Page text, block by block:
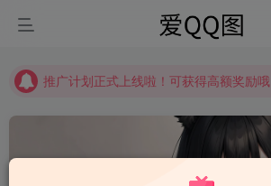
推广计划正式上线啦！可获得高额奖励哦
推广计划正式上线啦！可获得高额奖励哦